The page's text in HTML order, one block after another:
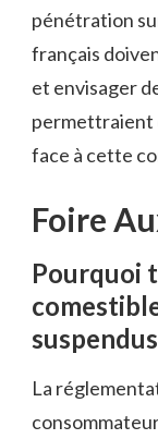
pénétration
français
et envisager
permettraient
face à cette
Foire
Pourquoi
La